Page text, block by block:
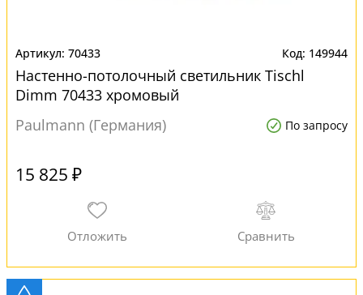
70433 149944
Настенно-потолочный светильник Tischl
Dimm 70433 хромовый
Paulmann (Германия)
По запросу
15 825 ₽